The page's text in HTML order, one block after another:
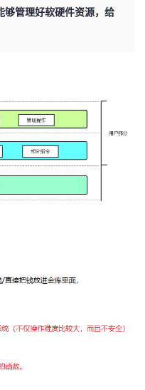
够管理好软硬件资源，给